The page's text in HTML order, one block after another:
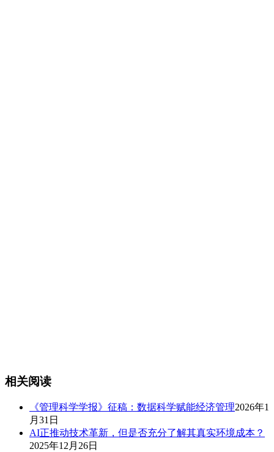
相关阅读
《管理科学学报》征稿：数据科学赋能经济管理2026年1
月31日
AI正推动技术革新，但是否充分了解其真实环境成本？
2025年12月26日